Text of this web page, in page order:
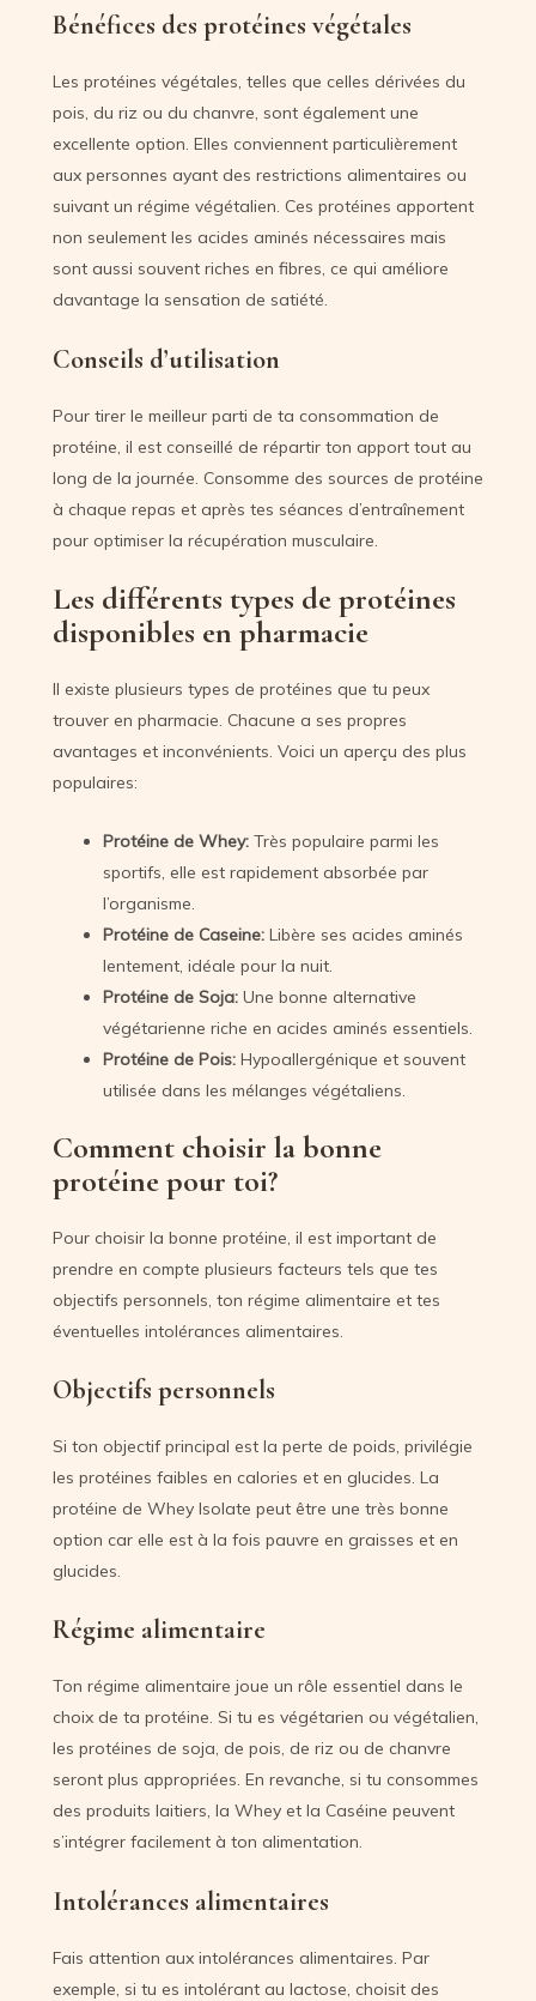
Bénéfices des protéines végétales
Les protéines végétales, telles que celles dérivées du
pois, du riz ou du chanvre, sont également une
excellente option. Elles conviennent particulièrement
aux personnes ayant des restrictions alimentaires ou
suivant un régime végétalien. Ces protéines apportent
non seulement les acides aminés nécessaires mais
sont aussi souvent riches en fibres, ce qui améliore
davantage la sensation de satiété.
Conseils d’utilisation
Pour tirer le meilleur parti de ta consommation de
protéine, il est conseillé de répartir ton apport tout au
long de la journée. Consomme des sources de protéine
à chaque repas et après tes séances d’entraînement
pour optimiser la récupération musculaire.
Les différents types de protéines
disponibles en pharmacie
Il existe plusieurs types de protéines que tu peux
trouver en pharmacie. Chacune a ses propres
avantages et inconvénients. Voici un aperçu des plus
populaires:
Protéine de Whey: Très populaire parmi les
sportifs, elle est rapidement absorbée par
l’organisme.
Protéine de Caseine: Libère ses acides aminés
lentement, idéale pour la nuit.
Protéine de Soja: Une bonne alternative
végétarienne riche en acides aminés essentiels.
Protéine de Pois: Hypoallergénique et souvent
utilisée dans les mélanges végétaliens.
Comment choisir la bonne
protéine pour toi?
Pour choisir la bonne protéine, il est important de
prendre en compte plusieurs facteurs tels que tes
objectifs personnels, ton régime alimentaire et tes
éventuelles intolérances alimentaires.
Objectifs personnels
Si ton objectif principal est la perte de poids, privilégie
les protéines faibles en calories et en glucides. La
protéine de Whey Isolate peut être une très bonne
option car elle est à la fois pauvre en graisses et en
glucides.
Régime alimentaire
Ton régime alimentaire joue un rôle essentiel dans le
choix de ta protéine. Si tu es végétarien ou végétalien,
les protéines de soja, de pois, de riz ou de chanvre
seront plus appropriées. En revanche, si tu consommes
des produits laitiers, la Whey et la Caséine peuvent
s’intégrer facilement à ton alimentation.
Intolérances alimentaires
Fais attention aux intolérances alimentaires. Par
exemple, si tu es intolérant au lactose, choisit des